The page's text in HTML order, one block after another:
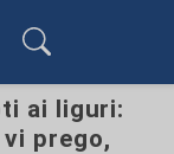
ai liguri:
prego,